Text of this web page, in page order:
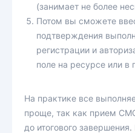
(занимает не более
Потом вы сможете
подтверждения
регистрации и
поле на ресурсе или в
На практике все
проще, так как прием
до итогового